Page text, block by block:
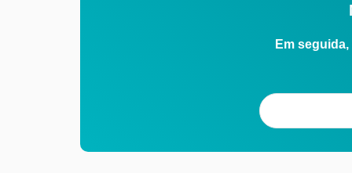
Em